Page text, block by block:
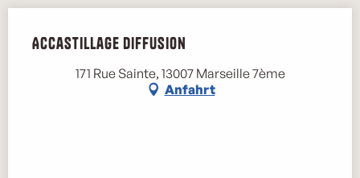
Accastillage Diffusion
171 Rue Sainte, 13007 Marseille 7ème
Anfahrt